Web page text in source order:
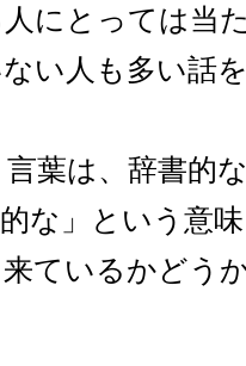
にとっては当
い人も多い話
言葉は、辞書的
的な」という意
ているかどう